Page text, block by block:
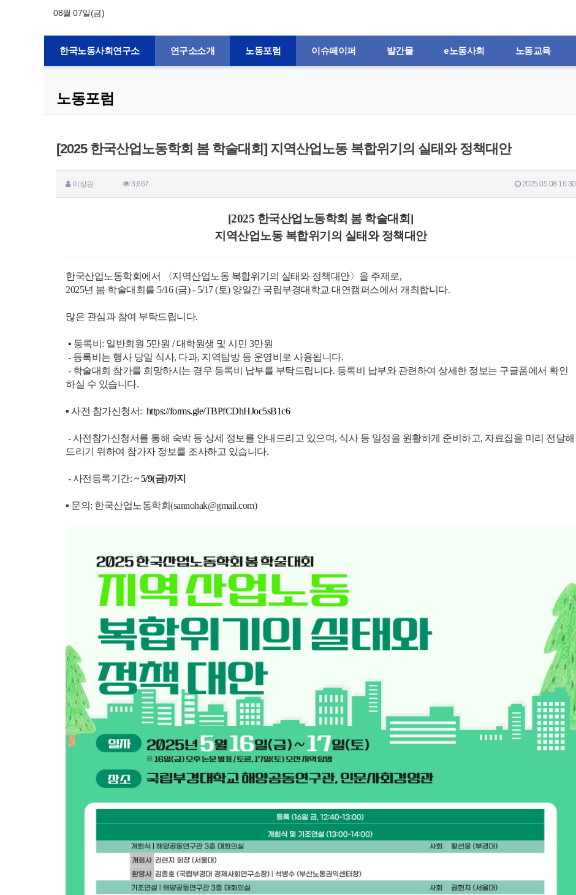
08월 07일(금)
한국노동사회연구소 연구소소개 노동포럼 이슈페이퍼 발간물 e노동사회 노동교육
노동포럼
[2025 한국산업노동학회 봄 학술대회] 지역산업노동 복합위기의 실태와 정책대안
이상원 3,667 2025.05.08 16:30
[2025 한국산업노동학회 봄 학술대회]
지역산업노동 복합위기의 실태와 정책대안
한국산업노동학회에서 〈지역산업노동 복합위기의 실태와 정책대안〉을 주제로,
2025년 봄 학술대회를 5/16 (금) - 5/17 (토) 양일간 국립부경대학교 대연캠퍼스에서 개최합니다.
많은 관심과 참여 부탁드립니다.
▪ 등록비: 일반회원 5만원 / 대학원생 및 시민 3만원
- 등록비는 행사 당일 식사, 다과, 지역탐방 등 운영비로 사용됩니다.
- 학술대회 참가를 희망하시는 경우 등록비 납부를 부탁드립니다. 등록비 납부와 관련하여 상세한 정보는 구글폼에서 확인
하실 수 있습니다.
▪ 사전 참가신청서: https://forms.gle/TBPfCDhHJoc5sB1c6
- 사전참가신청서를 통해 숙박 등 상세 정보를 안내드리고 있으며, 식사 등 일정을 원활하게 준비하고, 자료집을 미리 전달해
드리기 위하여 참가자 정보를 조사하고 있습니다.
- 사전등록기간: ~ 5/9(금)까지
▪ 문의: 한국산업노동학회(sannohak@gmail.com)